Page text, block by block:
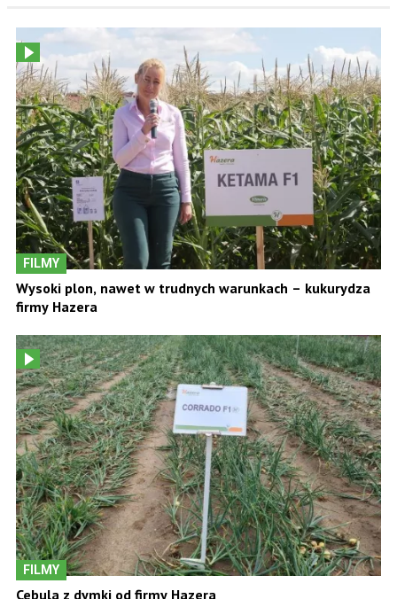
FILMY
Wysoki plon, nawet w trudnych warunkach – kukurydza
firmy Hazera
FILMY
Cebula z dymki od firmy Hazera